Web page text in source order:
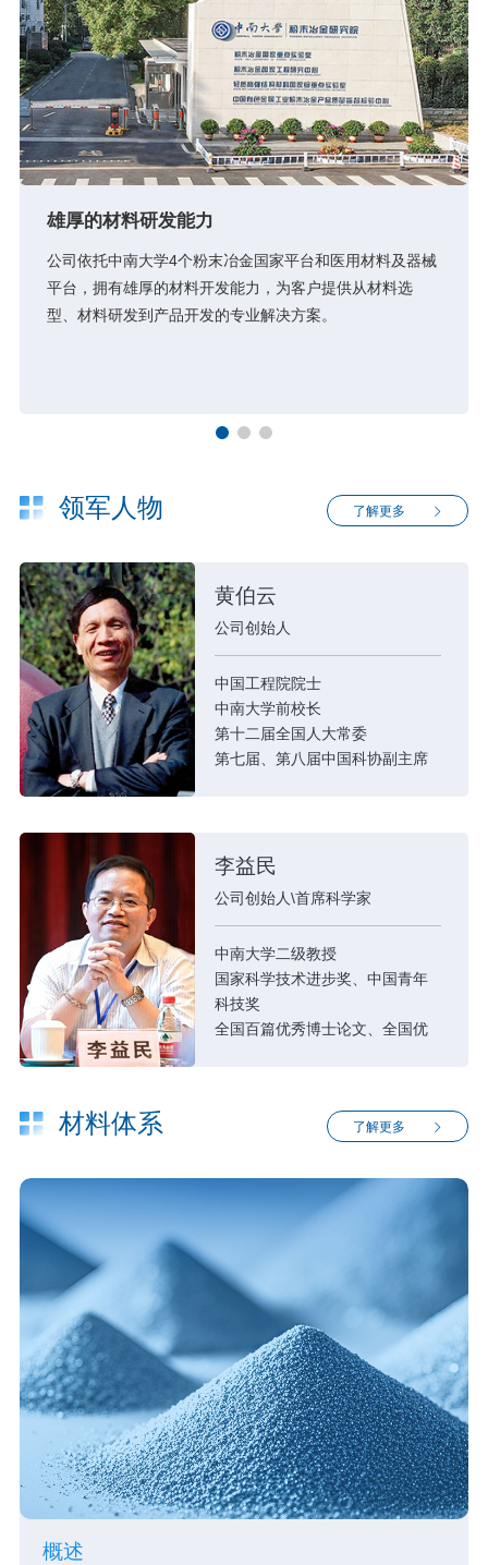
雄厚的材料研发能力
公司依托中南大学4个粉末冶金国家平台和医用材料及器械
平台，拥有雄厚的材料开发能力，为客户提供从材料选
型、材料研发到产品开发的专业解决方案。
领军人物 了解更多
黄伯云
公司创始人
中国工程院院士
中南大学前校长
第十二届全国人大常委
第七届、第八届中国科协副主席
员会主任
李益民
公司创始人\首席科学家
中南大学二级教授
国家科学技术进步奖、中国青年
科技奖
全国百篇优秀博士论文、全国优
湖南121创新工程第一层次人才
业领军人才
材料体系 了解更多
概述